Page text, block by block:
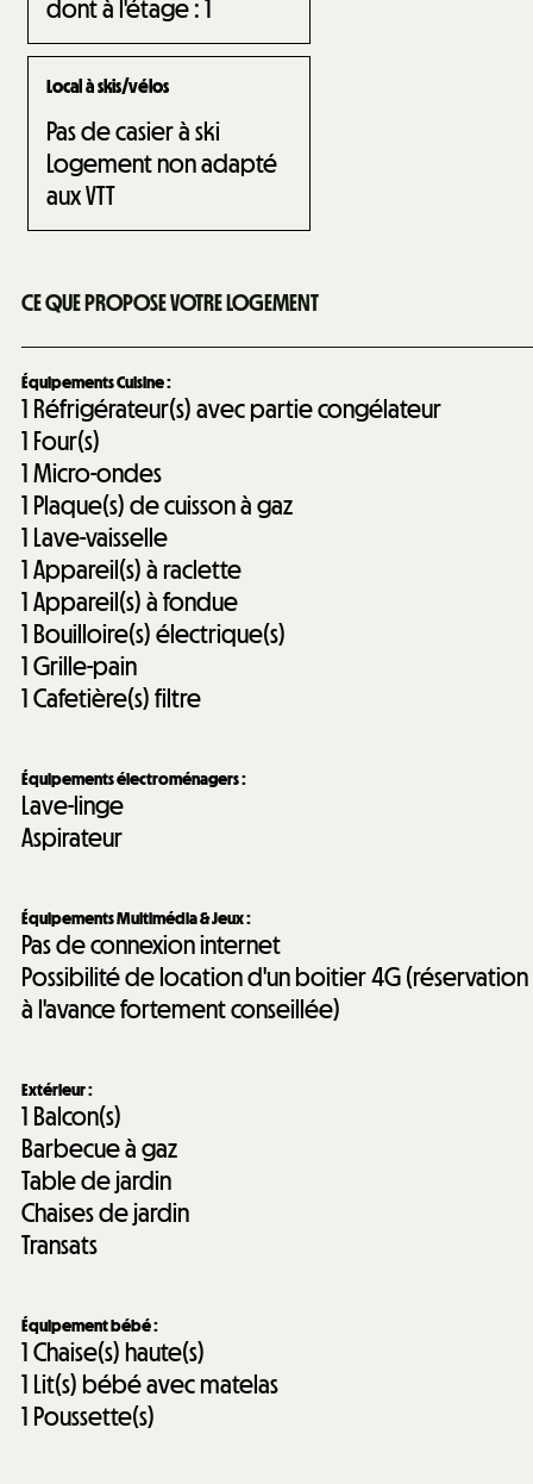
dont à l'étage :1
Local à skis/vélos
Pas de casier à ski
Logement non adapté
aux VTT
CE QUE PROPOSE VOTRE LOGEMENT
Équipements Cuisine:
1 Réfrigérateur(s) avec partie congélateur
1 Four(s)
1Micro-ondes
1 Plaque(s) de cuisson à gaz
1 Lave-vaisselle
1Appareil(s) à raclette
1Appareil(s) à fondue
1 Bouilloire(s) électrique(s)
1Grille-pain
1Cafetière(s) filtre
Équipements électroménagers:
Lave-linge
Aspirateur
Équipements Multimédia & Jeux:
Pas de connexion internet
Possibilité de location d'un boitier 4G (réservation
à l'avance fortement conseillée)
Extérieur:
1 Balcon(s)
Barbecue à gaz
Table de jardin
Chaises de jardin
Transats
Équipement bébé:
1Chaise(s) haute(s)
1 Lit(s) bébé avec matelas
1 Poussette(s)